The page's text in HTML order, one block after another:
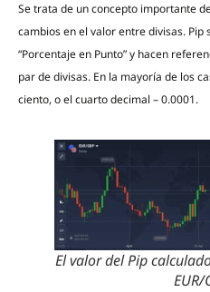
Se trata de un concepto importante
cambios en el valor entre divisas. Pip
“Porcentaje en Punto” y hacen
par de divisas. En la mayoría de los
ciento, o el cuarto decimal – 0.0001.
El valor del Pip
EUR/